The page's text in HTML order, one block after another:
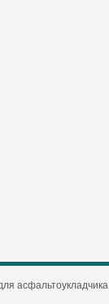
асфальтоукладчика